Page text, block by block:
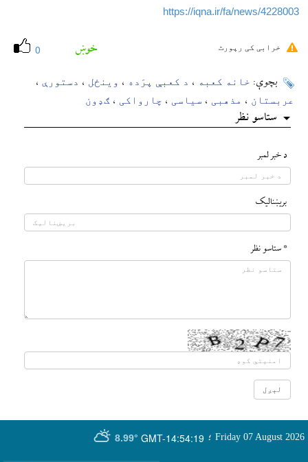
https://iqna.ir/fa/news/4228003
0 خوښ خرابی کی رپورٹ
بچوې: خانه کعبه ، د کعبې پرَده ، وینځل ، دستورې ،
عربستان ، مذهبی ، سیاسی ، چارواکی ، ګډون
ستاسو نظر
د خبر لمبر
بريښناليک
* ستاسو نظر
GMT-14:54:19
8.99° Friday 07 August 2026 ؛